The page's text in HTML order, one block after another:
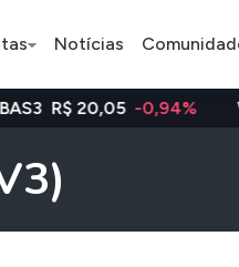
Notícias
-0,94% WEGE3